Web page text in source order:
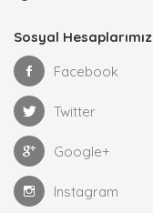
Sosyal Hesaplarımız
Facebook
Twitter
Google+
Instagram